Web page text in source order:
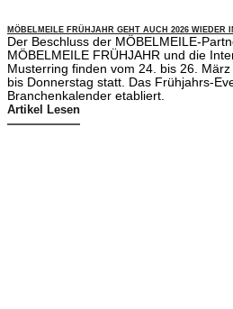
MÖBELMEILE FRÜHJAHR GEHT AUCH 2026 WIEDER
Der Beschluss der MÖBELMEILE-
MÖBELMEILE FRÜHJAHR und die
Musterring finden vom 24. bis 26.
bis Donnerstag statt. Das Frühjahrs-
Branchenkalender etabliert.
Artikel Lesen